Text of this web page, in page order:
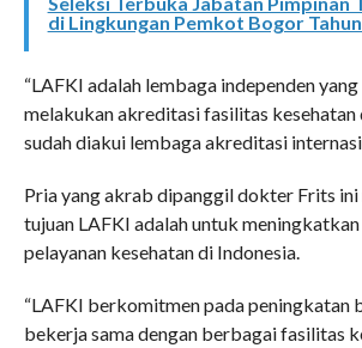
di Lingkungan Pemkot Bogor
“LAFKI adalah lembaga independen
melakukan akreditasi fasilitas kesehatan
sudah diakui lembaga akreditasi
Pria yang akrab dipanggil dokter Frits ini
tujuan LAFKI adalah untuk
pelayanan kesehatan di Indonesia.
“LAFKI berkomitmen pada peningkatan
bekerja sama dengan berbagai fasilitas